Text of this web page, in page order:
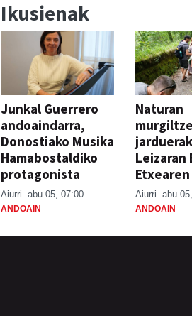
Ikusienak
Junkal Guerrero
andoaindarra,
Donostiako Musika
Hamabostaldiko
protagonista
Aiurri abu 05, 07:00
ANDOAIN
Naturan
Leizaran
Aiurri abu
ANDOAIN